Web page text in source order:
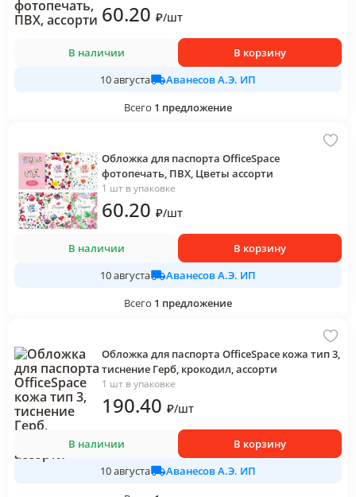
60.20 ₽/шт
В наличии
В корзину
10 августа
Аванесов А.Э. ИП
Всего 1 предложение
Обложка для паспорта OfficeSpace
фотопечать, ПВХ, Цветы ассорти
1 шт в упаковке
60.20 ₽/шт
В наличии
В корзину
10 августа
Аванесов А.Э. ИП
Всего 1 предложение
Обложка для паспорта OfficeSpace кожа тип 3,
тиснение Герб, крокодил, ассорти
1 шт в упаковке
190.40 ₽/шт
В наличии
В корзину
10 августа
Аванесов А.Э. ИП